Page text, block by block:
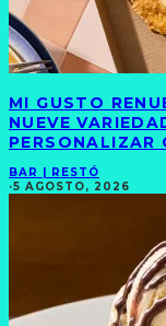
MI GUSTO
NUEVE
PERSONALIZAR
BAR | RESTÓ
·5 AGOSTO, 2026